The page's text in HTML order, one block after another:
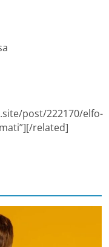
post/222170/elfo-
related]